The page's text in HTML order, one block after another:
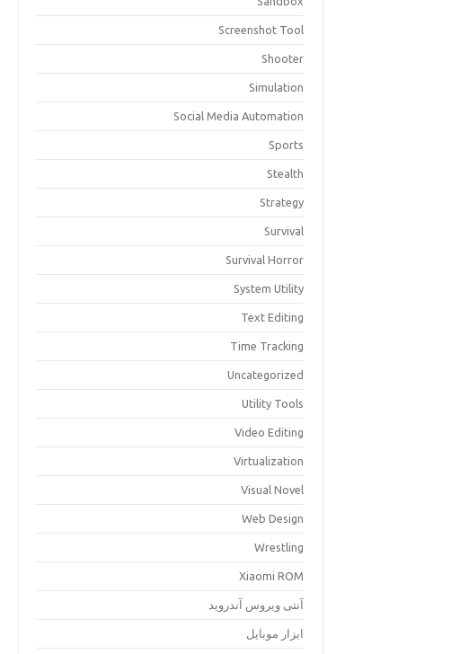
Screenshot Tool
Shooter
Simulation
Social Media Automation
Sports
Stealth
Strategy
Survival
Survival Horror
System Utility
Text Editing
Time Tracking
Uncategorized
Utility Tools
Video Editing
Virtualization
Visual Novel
Web Design
Wrestling
Xiaomi ROM
آنتی ویروس آندروید
ابزار موبایل